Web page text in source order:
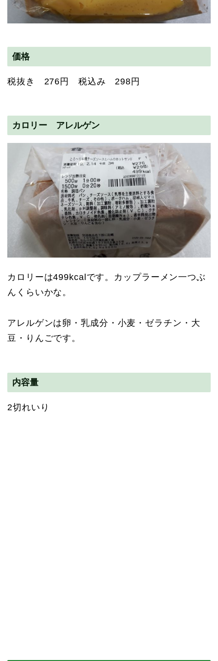
価格
税抜き 276円 税込み 298円
カロリー アレルゲン
カロリーは499kcalです。カップラーメン一つぶ
んくらいかな。
アレルゲンは卵・乳成分・小麦・ゼラチン・大
豆・りんごです。
内容量
2切れいり